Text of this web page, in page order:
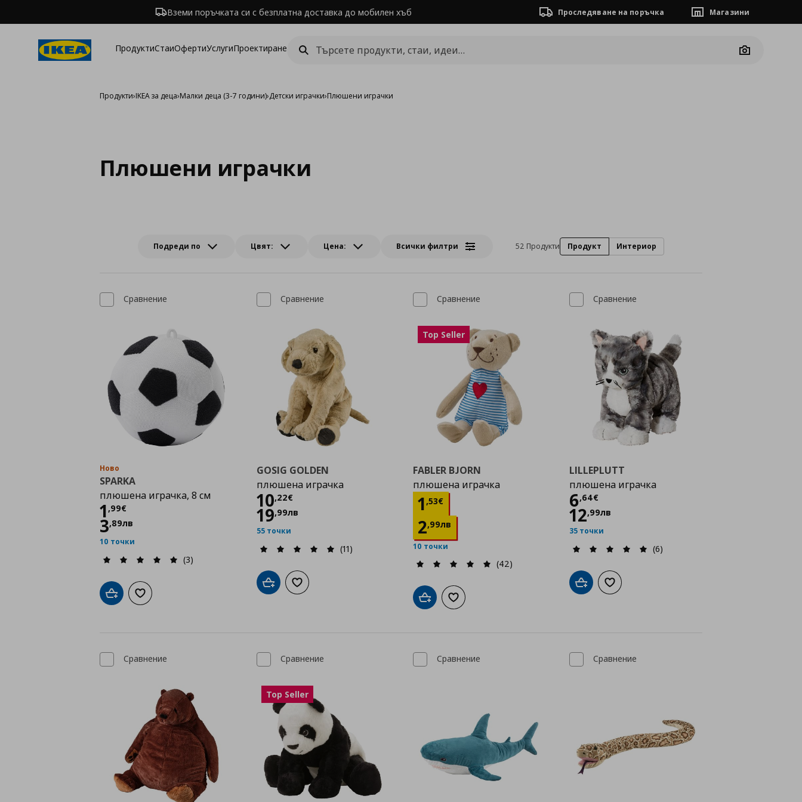
Вземи поръчката си с безплатна доставка до мобилен хъб Проследяване на поръчка Магазини
ПродуктиСтаиОфертиУслугиПроектиране
Camera
Продукти›IKEA за деца›Малки деца (3-7 години)›Детски играчки›Плюшени играчки
Плюшени играчки
Подреди по Цвят: Цена: Всички филтри 52 Продукти Продукт Интериор
Сравнение
Ново
SPARKA
плюшена играчка, 8 см
1,99€
Цена
3,89лв
10 точки
(3)
Добави в кошницата
Добави към списъка с любими
Сравнение
GOSIG GOLDEN
плюшена играчка
10,22€
Цена
19,99лв
55 точки
(11)
Добави в кошницата
Добави към списъка с любими
Сравнение
Top Seller
FABLER BJORN
плюшена играчка
1,53€
Цена
2,99лв
10 точки
(42)
Добави в кошницата
Добави към списъка с любими
Сравнение
LILLEPLUTT
плюшена играчка
6,64€
Цена
12,99лв
35 точки
(6)
Добави в кошницата
Добави към списъка с любими
Сравнение Сравнение
Top Seller
Сравнение Сравнение